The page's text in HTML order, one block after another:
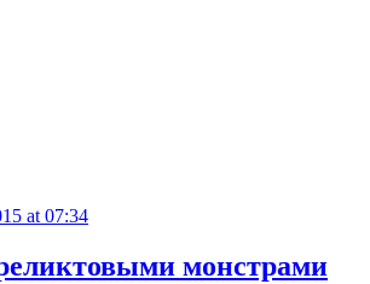
at 07:34
монстрами